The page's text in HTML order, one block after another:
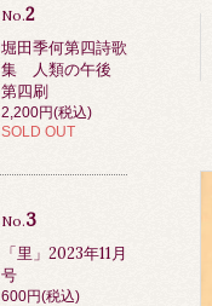
No.2
堀田季何第四詩歌
集 人類の午後
第四刷
2,200円(税込)
SOLD OUT
No.3
「里」2023年11月
号
600円(税込)